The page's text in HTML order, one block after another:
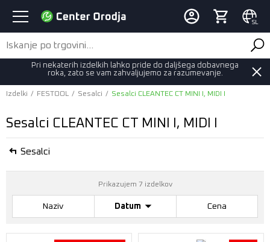
SL
Pri nekaterih izdelkih lahko pride do daljšega dobavnega
roka, zato se vam zahvaljujemo za razumevanje.
Izdelki / FESTOOL / Sesalci / Sesalci CLEANTEC CT MINI I, MIDI I
Sesalci CLEANTEC CT MINI I, MIDI I
Sesalci
Prikazujem 7 izdelkov
Naziv Datum Cena